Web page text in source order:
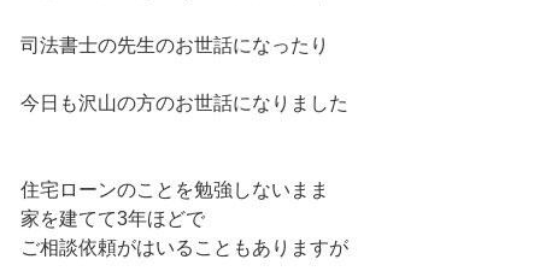
司法書士の先生のお世話になったり
今日も沢山の方のお世話になりました
住宅ローンのことを勉強しないまま
家を建てて3年ほどで
ご相談依頼がはいることもありますが